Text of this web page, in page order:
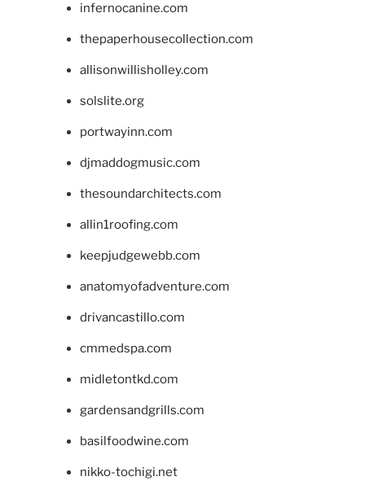
infernocanine.com
thepaperhousecollection.com
allisonwillisholley.com
solslite.org
portwayinn.com
djmaddogmusic.com
thesoundarchitects.com
allin1roofing.com
keepjudgewebb.com
anatomyofadventure.com
drivancastillo.com
cmmedspa.com
midletontkd.com
gardensandgrills.com
basilfoodwine.com
nikko-tochigi.net